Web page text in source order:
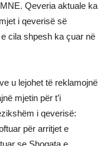
Qeveria aktuale ka
i qeverisë së
cila shpesh ka çuar në
u lejohet të reklamojnë
mjetin për t’i
i qeverisë:
për arritjet e